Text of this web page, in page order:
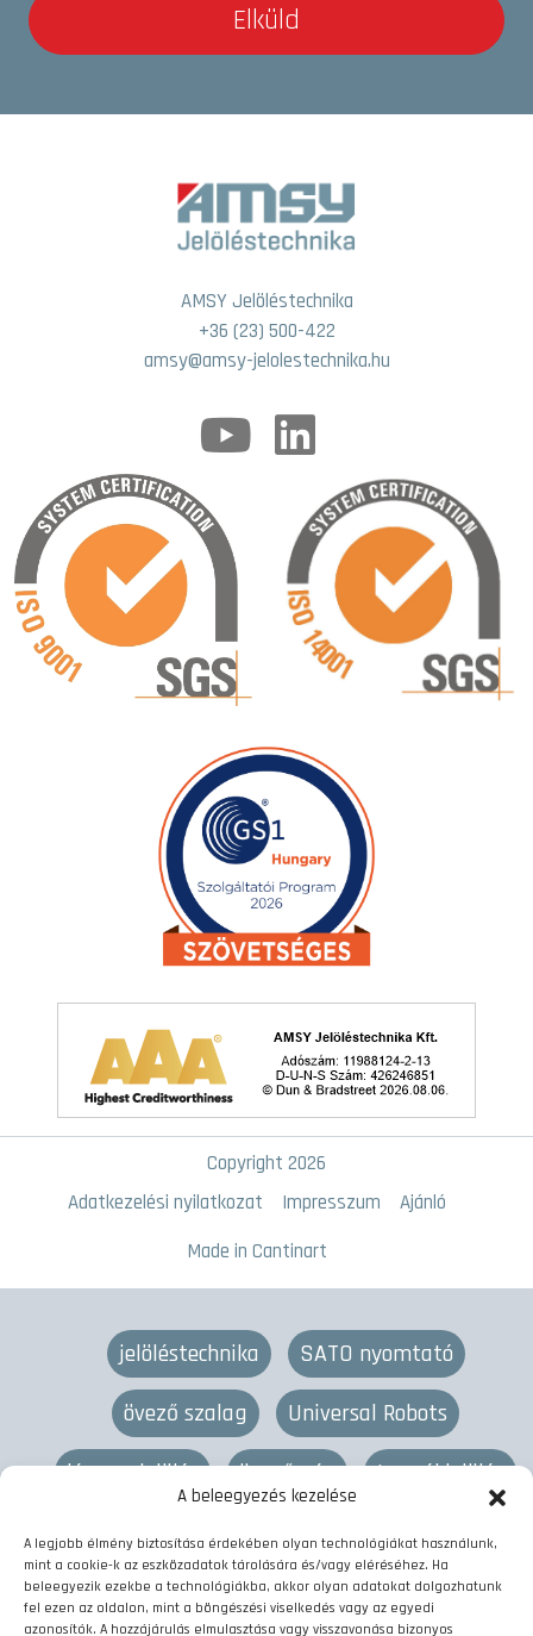
A beleegyezés kezelése
A legjobb élmény biztosítása érdekében olyan technológiákat használunk,
mint a cookie-k az eszközadatok tárolására és/vagy eléréséhez. Ha
beleegyezik ezekbe a technológiákba, akkor olyan adatokat dolgozhatunk
fel ezen az oldalon, mint a böngészési viselkedés vagy az egyedi
azonosítók. A hozzájárulás elmulasztása vagy visszavonása bizonyos
Elküld
AMSY Jelöléstechnika
+36 (23) 500-422
amsy@amsy-jelolestechnika.hu
Copyright 2026
Adatkezelési nyilatkozat
Impresszum
Ajánló
Made in Cantinart
jelöléstechnika
SATO nyomtató
övező szalag
Universal Robots
lézeres jelölés
övező gép
termékjelölés
vonalkód nyomtató
címkenyomtató
kötegelő szalag
etikett nyomtató